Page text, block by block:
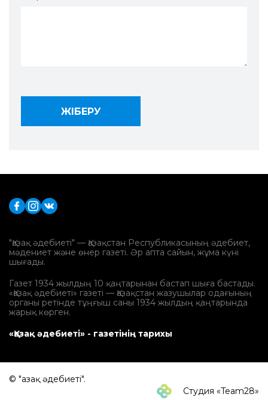
"Қазақ әдебиеті" — Қазақстан Республикасының әдебиет,
мәдениет және өнер газеті. Әр апта сайын, жұма күні
шығады.
Газет 1934 жылдың 10 қаңтарынан бастап шыға бастады.
«Қазақ әдебиеті» газеті — Қазақстан жазушылар одағының
органы ретінде тұңғыш саны 1934 жылдың қаңтарында
жарық көрген.
«Қазақ әдебиеті» - газетінің тарихы
© "Қазақ әдебиеті".
Студия «Team28»